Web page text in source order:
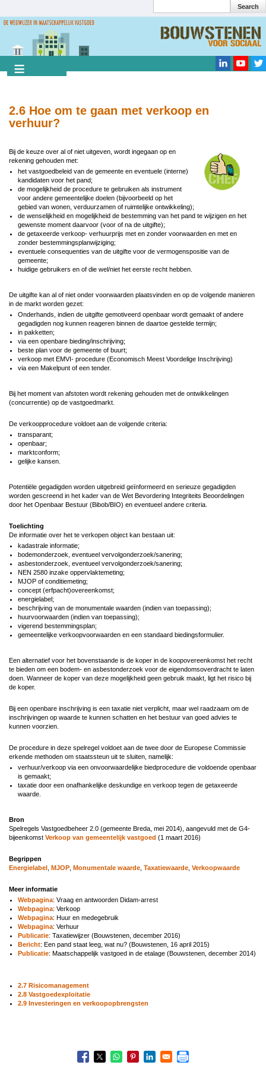
naar
gaan
Search
2.6 Hoe om te gaan met verkoop en
verhuur?
Bij de keuze over al of niet uitgeven, wordt ingegaan op en
rekening gehouden met:
het vastgoedbeleid van de gemeente en eventuele (interne)
kandidaten voor het pand;
de mogelijkheid de procedure te gebruiken als instrument
voor andere gemeentelijke doelen (bijvoorbeeld op het
gebied van wonen, verduurzamen of ruimtelijke ontwikkeling);
de wenselijkheid en mogelijkheid de bestemming van het pand te wijzigen en het
gewenste moment daarvoor (voor of na de uitgifte);
de getaxeerde verkoop- verhuurprijs met en zonder voorwaarden en met en
zonder bestemmingsplanwijziging;
eventuele consequenties van de uitgifte voor de vermogenspositie van de
gemeente;
huidige gebruikers en of die wel/niet het eerste recht hebben.
De uitgifte kan al of niet onder voorwaarden plaatsvinden en op de volgende manieren
in de markt worden gezet:
Onderhands, indien de uitgifte gemotiveerd openbaar wordt gemaakt of andere
gegadigden nog kunnen reageren binnen de daartoe gestelde termijn;
in pakketten;
via een openbare bieding/inschrijving;
beste plan voor de gemeente of buurt;
verkoop met EMVI- procedure (Economisch Meest Voordelige Inschrijving)
via een Makelpunt of een tender.
Bij het moment van afstoten wordt rekening gehouden met de ontwikkelingen
(concurrentie) op de vastgoedmarkt.
De verkoopprocedure voldoet aan de volgende criteria:
transparant;
openbaar;
marktconform;
gelijke kansen.
Potentiële gegadigden worden uitgebreid geïnformeerd en serieuze gegadigden
worden gescreend in het kader van de Wet Bevordering Integriteits Beoordelingen
door het Openbaar Bestuur (Bibob/BIO) en eventueel andere criteria.
Toelichting
De informatie over het te verkopen object kan bestaan uit:
kadastrale informatie;
bodemonderzoek, eventueel vervolgonderzoek/sanering;
asbestonderzoek, eventueel vervolgonderzoek/sanering;
NEN 2580 inzake oppervlaktemeting;
MJOP of conditiemeting;
concept (erfpacht)overeenkomst;
energielabel;
beschrijving van de monumentale waarden (indien van toepassing);
huurvoorwaarden (indien van toepassing);
vigerend bestemmingsplan;
gemeentelijke verkoopvoorwaarden en een standaard biedingsformulier.
Een alternatief voor het bovenstaande is de koper in de koopovereenkomst het recht
te bieden om een bodem- en asbestonderzoek voor de eigendomsoverdracht te laten
doen. Wanneer de koper van deze mogelijkheid geen gebruik maakt, ligt het risico bij
de koper.
Bij een openbare inschrijving is een taxatie niet verplicht, maar wel raadzaam om de
inschrijvingen op waarde te kunnen schatten en het bestuur van goed advies te
kunnen voorzien.
De procedure in deze spelregel voldoet aan de twee door de Europese Commissie
erkende methoden om staatssteun uit te sluiten, namelijk:
verhuur/verkoop via een onvoorwaardelijke biedprocedure die voldoende openbaar
is gemaakt;
taxatie door een onafhankelijke deskundige en verkoop tegen de getaxeerde
waarde.
Bron
Spelregels Vastgoedbeheer 2.0 (gemeente Breda, mei 2014), aangevuld met de G4-
bijeenkomst Verkoop van gemeentelijk vastgoed (1 maart 2016)
Begrippen
Energielabel MJOP Monumentale waarde Taxatiewaarde Verkoopwaarde
Meer informatie
Webpagina: Vraag en antwoorden Didam-arrest
Webpagina: Verkoop
Webpagina: Huur en medegebruik
Webpagina: Verhuur
Publicatie: Taxatiewijzer (Bouwstenen, december 2016)
Bericht: Een pand staat leeg, wat nu? (Bouwstenen, 16 april 2015)
Publicatie: Maatschappelijk vastgoed in de etalage (Bouwstenen, december 2014)
2.7 Risicomanagement
2.8 Vastgoedexploitatie
2.9 Investeringen en verkoopopbrengsten